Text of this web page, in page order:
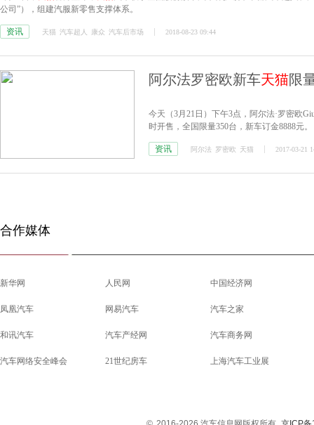
公司”），组建汽服新零售支撑体系。
资讯 天猫 汽车超人 康众 汽车后市场 2018-08-23 09:44
阿尔法罗密欧新车天猫限
今天（3月21日）下午3点，阿尔法·罗密欧
时开售，全国限量350台，新车订金8888元。
资讯 阿尔法 罗密欧 天猫 2017-03-21
合作媒体
新华网 人民网 中国经济网
凤凰汽车 网易汽车 汽车之家
和讯汽车 汽车产经网 汽车商务网
汽车网络安全峰会 21世纪房车 上海汽车工业展